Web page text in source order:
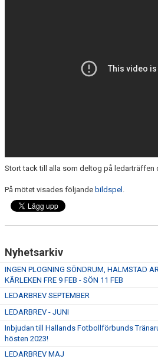
Stort tack till alla som deltog på ledarträffen
På mötet visades följande bildspel .
Nyhetsarkiv
INGEN PLOGNING SÖNDRUM, HALMSTAD
KÄRLEKEN FRE 9 FEB - SÖN 11 FEB
LEDARBREV SEPTEMBER
LEDARBREV - JUNI
Inbjudan till Hallands Fotbollförbunds
hösten 2023!
LEDARBREV MAJ